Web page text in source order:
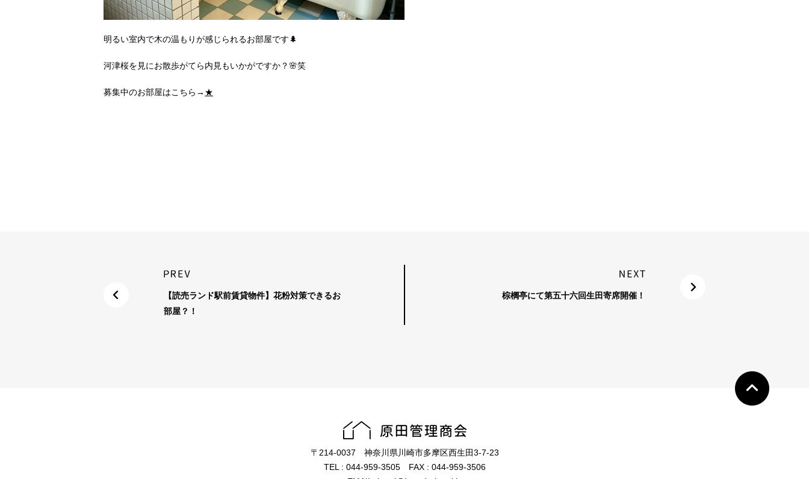
明るい室内で木の温もりが感じられるお部屋です🌲
河津桜を見にお散歩がてら内見もいかがですか？🌸笑
募集中のお部屋はこちら→ ★
【読売ランド駅前賃貸物件】花粉対策できるお
部屋？！
棕櫚亭にて第五十六回生田寄席開催！
〒214-0037 神奈川県川崎市多摩区西生田3-7-23
TEL : 044‐959‐3505 FAX : 044‐959‐3506